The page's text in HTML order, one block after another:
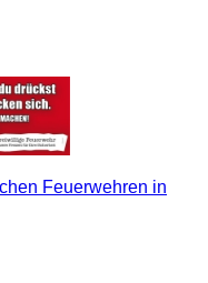
Feuerwehren in